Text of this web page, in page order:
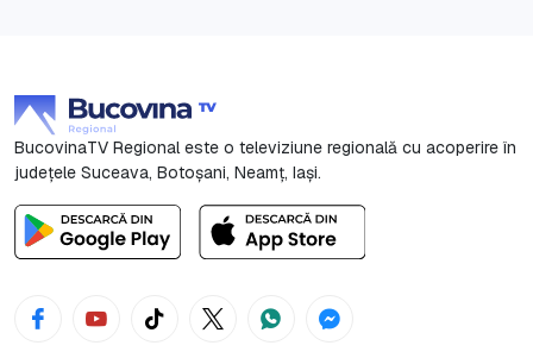
BucovinaTV Regional este o televiziune regională cu acoperire în
județele Suceava, Botoşani, Neamț, Iași.